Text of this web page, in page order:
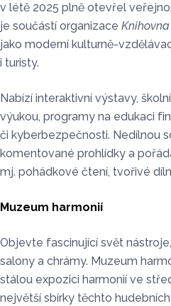
v létě 2025 plně otevřel
je součástí organizace
jako moderní kulturně-
i turisty.
Nabízí interaktivní výstavy,
výukou, programy na edukaci
či kyberbezpečnosti. Nedílnou
komentované prohlídky a
mj. pohádkové čtení, tvořivé
Muzeum harmonií
Objevte fascinující svět
salony a chrámy. Muzeum
stálou expozici harmonií ve
největší sbírky těchto